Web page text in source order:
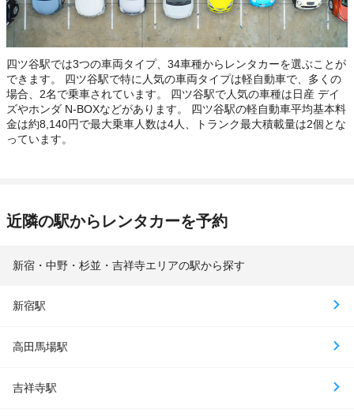
四ツ谷駅では3つの車両タイプ、34車種からレンタカーを選ぶことが
できます。 四ツ谷駅で特に人気の車両タイプは軽自動車で、多くの
場合、2名で乗車されています。 四ツ谷駅で人気の車種は日産 デイ
ズやホンダ N-BOXなどがあります。 四ツ谷駅の軽自動車平均基本料
金は約8,140円で最大乗車人数は4人、トランク最大積載量は2個とな
っています。
近隣の駅からレンタカーを予約
新宿・中野・杉並・吉祥寺エリアの駅から探す
新宿駅
高田馬場駅
吉祥寺駅